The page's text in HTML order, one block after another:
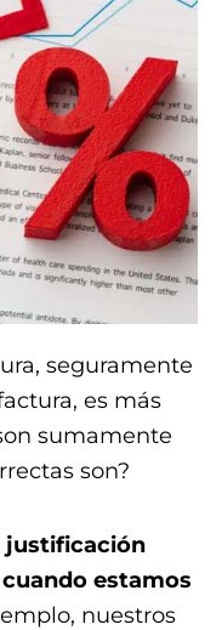
seguramente
es más
sumamente
son?
justificación
estamos
nuestros